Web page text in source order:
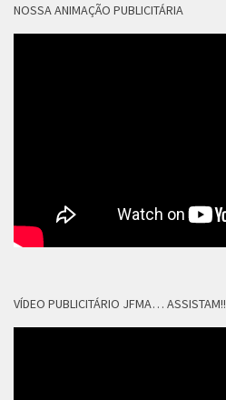
NOSSA ANIMAÇÃO PUBLICITÁRIA
VÍDEO PUBLICITÁRIO JFMA… ASSISTAM!!